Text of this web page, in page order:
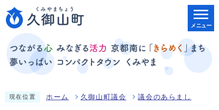
メニュー
現在位置 ホーム 久御山町議会 議会のあらまし